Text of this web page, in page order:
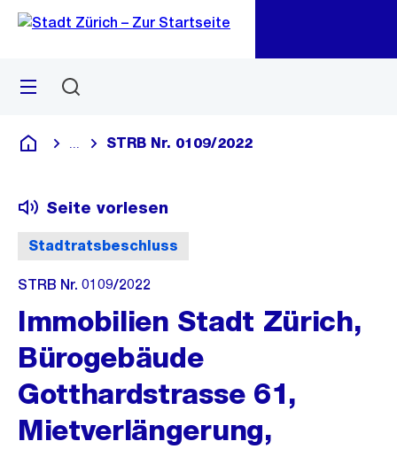
Navigation
Sprunglink
Menü
Deutsch
Blende alle Breadcrumbs ein
STRB Nr. 0109/2022
Stadtratsbeschluss
Seite vorlesen
STRB Nr. 0109/2022
Immobilien Stadt Zürich,
Bürogebäude
Gotthardstrasse 61,
Mietverlängerung,